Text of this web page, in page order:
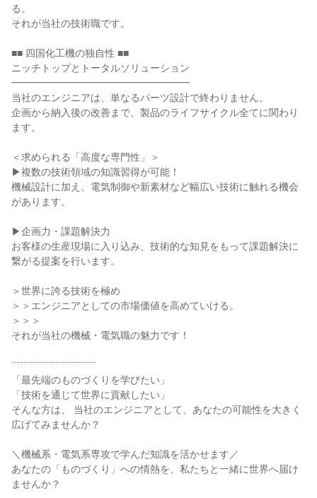
る。
それが当社の技術職です。
■■ 四国化工機の独自性 ■■
ニッチトップとトータルソリューション
━━━━━━━━━━━━━━━━━━
当社のエンジニアは、単なるパーツ設計で終わりません。
企画から納入後の改善まで、製品のライフサイクル全てに関わり
ます。
＜求められる「高度な専門性」＞
▶複数の技術領域の知識習得が可能！
機械設計に加え、電気制御や新素材など幅広い技術に触れる機会
があります。
▶企画力・課題解決力
お客様の生産現場に入り込み、技術的な知見をもって課題解決に
繋がる提案を行います。
＞世界に誇る技術を極め
＞＞エンジニアとしての市場価値を高めていける。
＞＞＞
それが当社の機械・電気職の魅力です！
¨¨¨¨¨¨¨¨¨¨¨¨¨¨¨¨¨¨¨¨¨¨¨¨
「最先端のものづくりを学びたい」
「技術を通じて世界に貢献したい」
そんな方は、 当社のエンジニアとして、あなたの可能性を大きく
広げてみませんか？
＼機械系・電気系専攻で学んだ知識を活かせます／
あなたの「ものづくり」への情熱を、私たちと一緒に世界へ届け
ませんか？